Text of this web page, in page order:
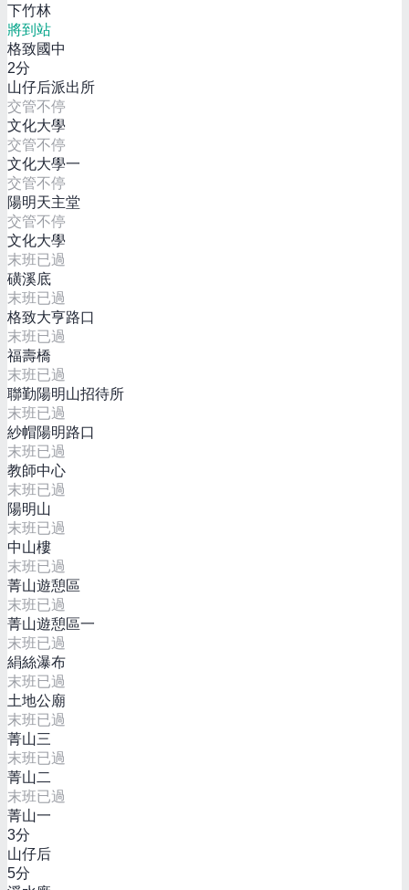
下竹林
將到站
格致國中
2分
山仔后派出所
交管不停
文化大學
交管不停
文化大學一
交管不停
陽明天主堂
交管不停
文化大學
末班已過
磺溪底
末班已過
格致大亨路口
末班已過
福壽橋
末班已過
聯勤陽明山招待所
末班已過
紗帽陽明路口
末班已過
教師中心
末班已過
陽明山
末班已過
中山樓
末班已過
菁山遊憩區
末班已過
菁山遊憩區一
末班已過
絹絲瀑布
末班已過
土地公廟
末班已過
菁山三
末班已過
菁山二
末班已過
菁山一
3分
山仔后
5分